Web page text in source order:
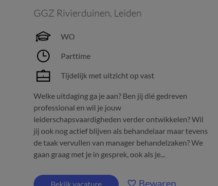
GGZ Rivierduinen, Leiden
WO
Parttime
Tijdelijk met uitzicht op vast
Welke uitdaging ga je aan? Ben jij dié gedreven
professional en wil je jouw
leiderschapsvaardigheden verder ontwikkelen? Wil
jij ook nog actief blijven als behandelaar maar tevens
de taak vervullen van manager behandelzaken? We
gaan graag met je in gesprek, ook als je...
Bekijk vacature Bewaren